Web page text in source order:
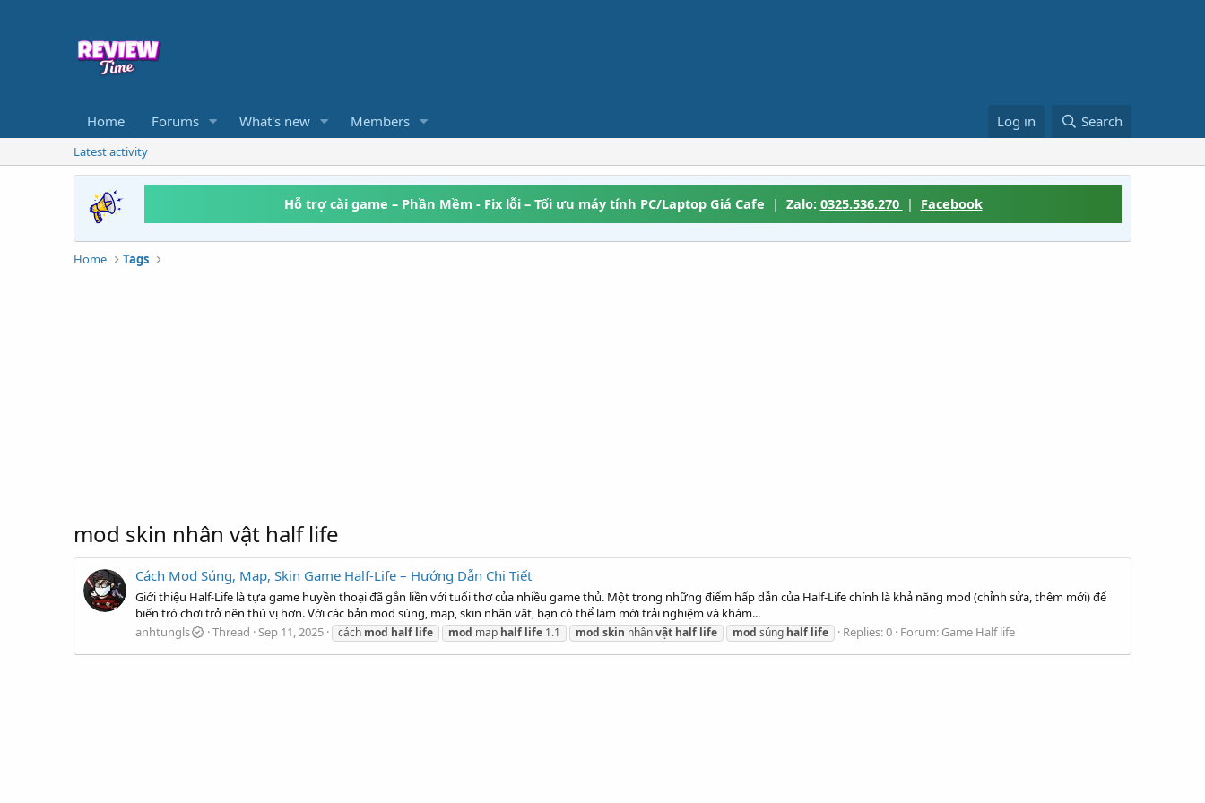
Home Forums What's new Members Log in Search
Latest activity
Hỗ trợ cài game – Phần Mềm - Fix lỗi – Tối ưu máy tính PC/Laptop Giá Cafe | Zalo: 0325.536.270 | Facebook
Home Tags
mod skin nhân vật half life
Cách Mod Súng, Map, Skin Game Half-Life – Hướng Dẫn Chi Tiết
Giới thiệu Half-Life là tựa game huyền thoại đã gắn liền với tuổi thơ của nhiều game thủ. Một trong những điểm hấp dẫn của Half-Life chính là khả năng mod (chỉnh sửa, thêm mới) để
biến trò chơi trở nên thú vị hơn. Với các bản mod súng, map, skin nhân vật, bạn có thể làm mới trải nghiệm và khám...
anhtungls
Thread Sep 11, 2025 cách mod half life mod map half life 1.1 mod skin nhânvật half life mod súng half life Replies: 0 Forum: Game Half life